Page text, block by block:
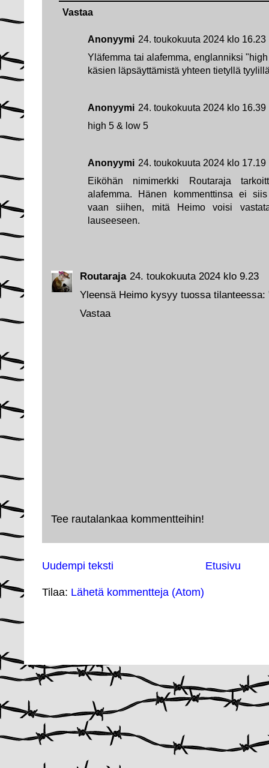
Routaraja 24. toukokuuta 2024 klo 9.23
Yleensä Heimo kysyy tuossa tilanteessa:
Vastaa
Anonyymi 24. toukokuuta 2024 klo 16.23
Yläfemma tai alafemma, englanniksi
käsien läpsäyttämistä yhteen tietyllä
Anonyymi 24. toukokuuta 2024 klo 16.39
high 5 & low 5
Anonyymi 24. toukokuuta 2024 klo 17.19
Eiköhän nimimerkki Routaraja
alafemma. Hänen kommenttinsa ei
vaan siihen, mitä Heimo voisi
lauseeseen.
Vastaa
Tee rautalankaa kommentteihin!
Uudempi teksti Etusivu
Tilaa: Lähetä kommentteja (Atom)